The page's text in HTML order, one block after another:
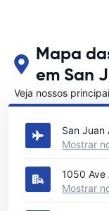
Mapa
em San
Veja nossos
Juan
San Juan
Mostrar
1050 Ave
Mostrar